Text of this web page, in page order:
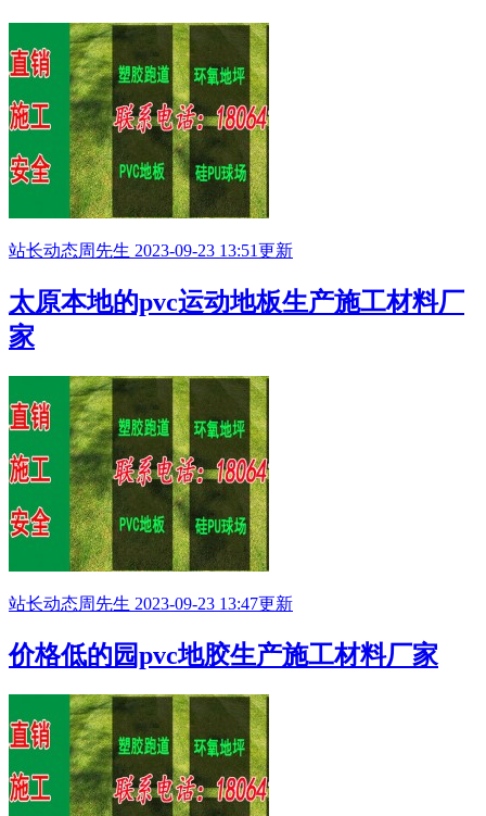
站长动态周先生 2023-09-23 13:51更新
太原本地的pvc运动地板生产施工材料厂
家
站长动态周先生 2023-09-23 13:47更新
价格低的园pvc地胶生产施工材料厂家